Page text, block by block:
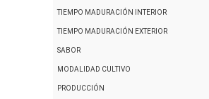
TIEMPO MADURACIÓN INTERIOR
TIEMPO MADURACIÓN EXTERIOR
SABOR
MODALIDAD CULTIVO
PRODUCCIÓN